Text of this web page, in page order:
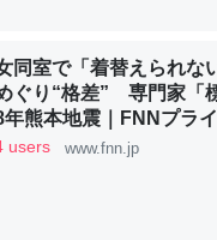
チもEchoを実家に置いて
中。あと、Googleマップで
たまにLINEするくらいだった遠
同室で「着替えられ
ぐり“格差” 専門家「
年熊本地震｜FNNプラ
users www.fnn.jp